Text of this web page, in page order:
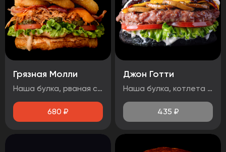
Грязная Молли
Наша булка, рваная свинина, лист салата, бекон, огурец маринованный, помидор, сыр чеддер, луковые кольца, соус барбекю, медово-горчичный соус.
680 ₽
Джон Готти
Наша булка, котлета говяжья, помидор, лист салата, соус дорблю, грибы, сыр чеддер, луковый джем, чесночный соус.
435 ₽